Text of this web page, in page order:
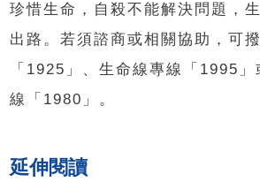
珍惜生命，自殺不能解決問題，
出路。若須諮商或相關協助，可
「1925」、生命線專線「1995
線「1980」。
延伸閱讀